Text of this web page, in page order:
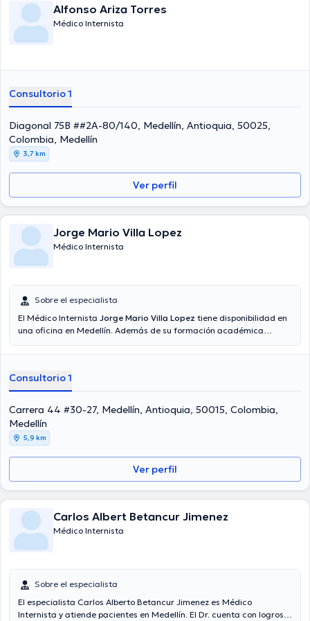
Alfonso Ariza Torres
Médico Internista
Consultorio 1
Diagonal 75B ##2A-80/140, Medellín, Antioquia, 50025,
Colombia, Medellín
3,7 km
Ver perfil
Jorge Mario Villa Lopez
Médico Internista
Sobre el especialista
El Médico Internista Jorge Mario Villa Lopez tiene disponibilidad en
una oficina en Medellín. Además de su formación académica
especialidad. El profesional de la salud cuenta con varios años de
destacados como miembro de diversas asociaciones médicas.
Jorge Mario Villa Lopez ha formado parte en incontables
conferencias con la intención de tener una formación continua en
su temática de especialización y ha difundido diversas ediciones.
Español es el idioma principal hablado por el Dr.
Consultorio 1
Carrera 44 #30-27, Medellín, Antioquia, 50015, Colombia,
Medellín
5,9 km
Ver perfil
Carlos Albert Betancur Jimenez
Médico Internista
Sobre el especialista
El especialista Carlos Alberto Betancur Jimenez es Médico
Internista y atiende pacientes en Medellín. El Dr. cuenta con logros